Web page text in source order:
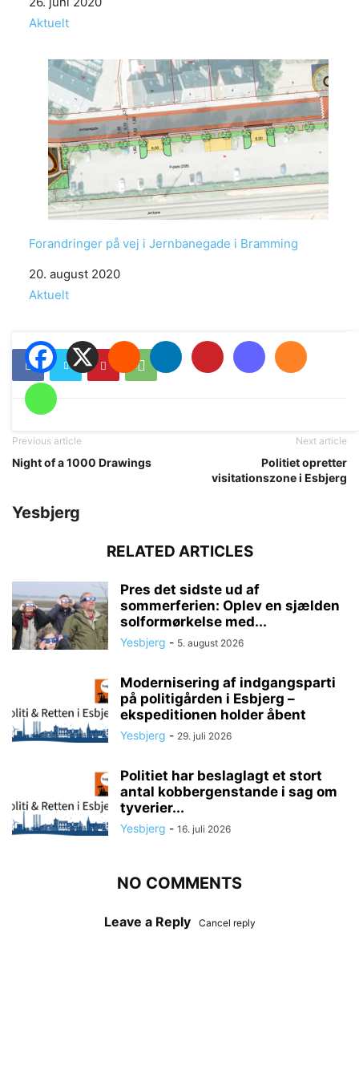
In relation to
Aktuelt
Forandringer på vej i Jernbanegade i Bramming
Date
20. august 2020
In relation to
Aktuelt
Previous article
Night of a 1000 Drawings
Next article
Politiet opretter
visitationszone i Esbjerg
Yesbjerg
RELATED ARTICLES
Pres det sidste ud af
sommerferien: Oplev en sjælden
solformørkelse med...
Yesbjerg - 5. august 2026
Modernisering af indgangsparti
på politigården i Esbjerg –
ekspeditionen holder åbent
Yesbjerg - 29. juli 2026
Politiet har beslaglagt et stort
antal kobbergenstande i sag om
tyverier...
Yesbjerg - 16. juli 2026
NO COMMENTS
Leave a Reply Cancel reply